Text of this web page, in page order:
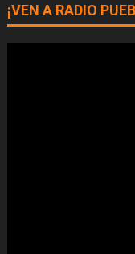
¡VEN A RADIO